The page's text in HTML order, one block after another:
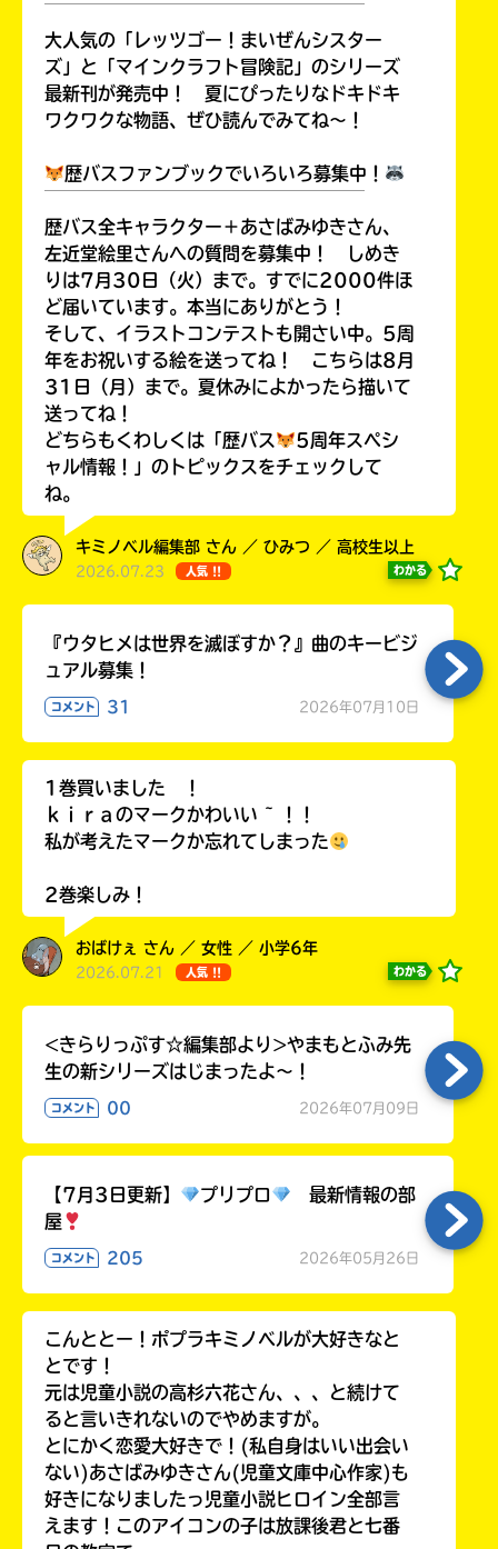
大人気の「レッツゴー！まいぜんシスター
ズ」と「マインクラフト冒険記」のシリーズ
最新刊が発売中！ 夏にぴったりなドキドキ
ワクワクな物語、ぜひ読んでみてね～！
歴バスファンブックでいろいろ募集中！
歴バス全キャラクター＋あさばみゆきさん、
左近堂絵里さんへの質問を募集中！ しめき
りは7月30日（火）まで。すでに2000件ほ
ど届いています。本当にありがとう！
そして、イラストコンテストも開さい中。5周
年をお祝いする絵を送ってね！ こちらは8月
31日（月）まで。夏休みによかったら描いて
送ってね！
どちらもくわしくは「歴バス
5周年スペシ
ャル情報！」のトピックスをチェックして
ね。
キミノベル編集部 さん ／ ひみつ ／ 高校生以上
2026.07.23 人気 !! わかる
『ウタヒメは世界を滅ぼすか？』曲のキービジ
ュアル募集！
コメント 31 2026年07月10日
1巻買いました ！
ｋｉｒａのマークかわいい ~ ！！
私が考えたマークか忘れてしまった
2巻楽しみ！
おばけぇ さん ／ 女性 ／ 小学6年
2026.07.21 人気 !! わかる
<きらりっぷす☆編集部より>やまもとふみ先
生の新シリーズはじまったよ～！
コメント 00 2026年07月09日
【7月3日更新】 プリプロ
最新情報の部
屋
コメント 205 2026年05月26日
こんととー！ポプラキミノベルが大好きなと
とです！
元は児童小説の高杉六花さん、、、と続けて
ると言いきれないのでやめますが。
とにかく恋愛大好きで！(私自身はいい出会い
ない)あさばみゆきさん(児童文庫中心作家)も
好きになりましたっ児童小説ヒロイン全部言
えます！このアイコンの子は放課後君と七番